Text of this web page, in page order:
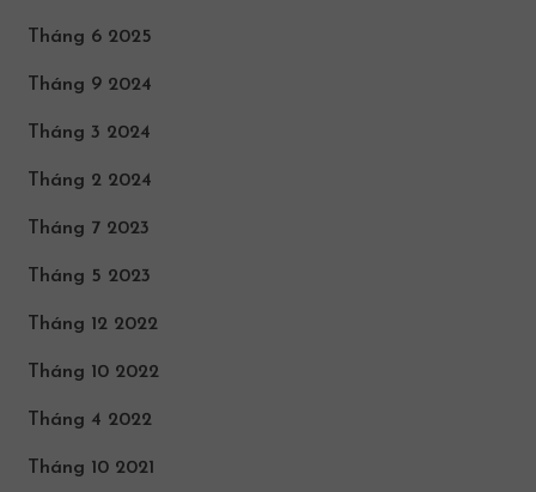
Tháng 6 2025
Tháng 9 2024
Tháng 3 2024
Tháng 2 2024
Tháng 7 2023
Tháng 5 2023
Tháng 12 2022
Tháng 10 2022
Tháng 4 2022
Tháng 10 2021